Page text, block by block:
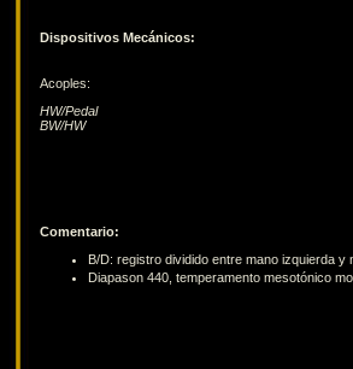
Dispositivos Mecánicos:
Acoples:
HW/Pedal
BW/HW
Comentario:
B/D: registro dividido entre mano izquierda y
Diapason 440, temperamento mesotónico